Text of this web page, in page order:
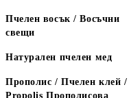
Пчелен восък / Восъчни
свещи
Натурален пчелен мед
Прополис / Пчелен клей /
Propolis Прополисова